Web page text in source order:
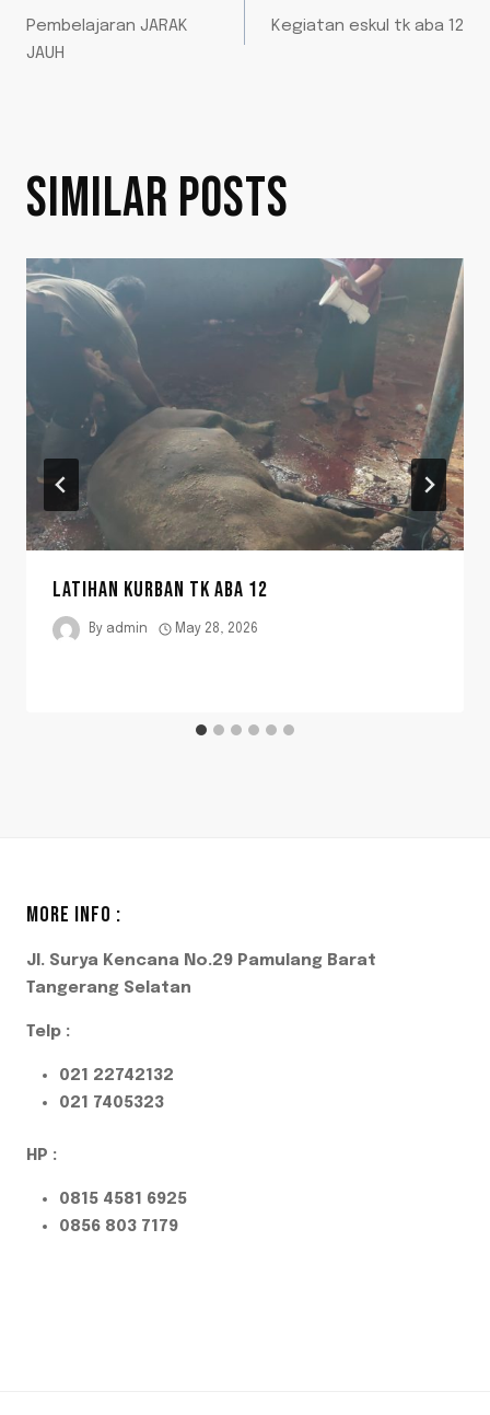
Pembelajaran JARAK
JAUH
Kegiatan eskul tk aba 12
SIMILAR POSTS
LATIHAN KURBAN TK ABA 12
By admin May 28, 2026
MORE INFO :
Jl. Surya Kencana No.29 Pamulang Barat
Tangerang Selatan
Telp :
021 22742132
021 7405323
HP :
0815 4581 6925
0856 803 7179